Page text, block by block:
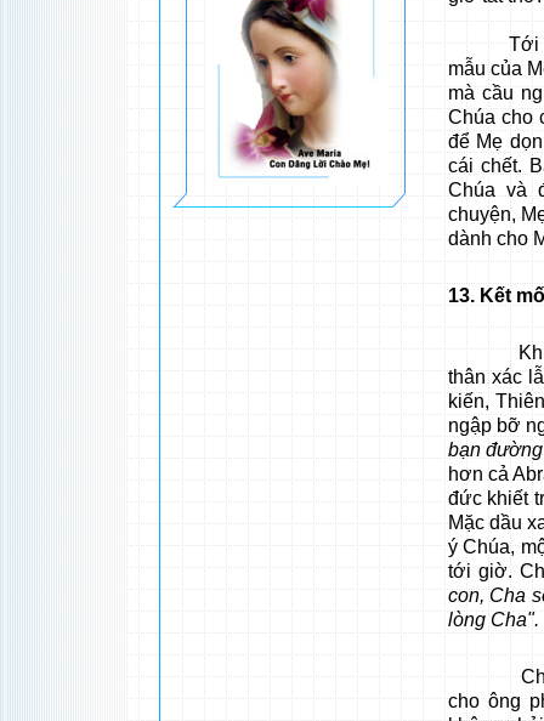
Tới khi
mẫu của
mà cầu
Chúa cho
để Mẹ
cái chết.
Chúa và
chuyện,
dành cho
13. Kết
Khi
thân xác
kiến,
ngập bỡ
bạn
hơn cả
đức khiết
Mặc dầu
ý Chúa,
tới giờ.
con, Cha
lòng Cha".
Chúa
cho ông